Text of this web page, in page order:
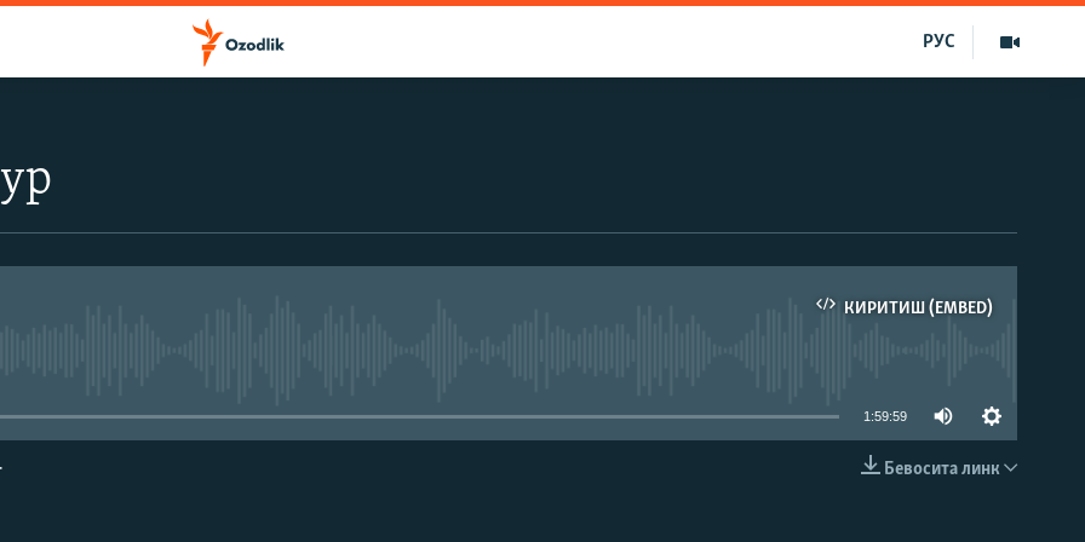
РУС
КИРИТИШ (EMBED)
1:59:59
Бевосита линк